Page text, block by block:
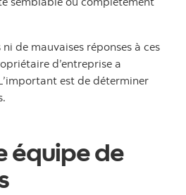
ni de mauvaises réponses à ces
d’entreprise a
est de déterminer
équipe de